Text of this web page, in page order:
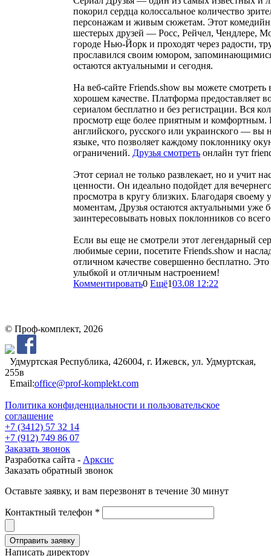
покорил сердца колоссальное количество
персонажам и живым сюжетам. Этот
шестерых друзей — Росс, Рейчел, Чендлере,
городе Нью-Йорк и проходят через радости,
прославился своим юмором,
остаются актуальными и сегодня.
На веб-сайте Friends.show вы можете
хорошем качестве. Платформа предоставляет
сериалом бесплатно и без регистрации. Вся
просмотр еще более приятным и
английского, русского или украинского — вы
языке, что позволяет каждому поклоннику
ограничений. Друзья смотреть онлайн тут
Этот сериал не только развлекает, но и учит
ценности. Он идеально подойдет для
просмотра в кругу близких. Благодаря
моментам, Друзья остаются актуальными уже
заинтересовывать новых поклонников со
Если вы еще не смотрели этот легендарный
любимые серии, посетите Friends.show и
отличном качестве совершенно бесплатно.
улыбкой и отличным настроением!
Комментировать0 Ещё103.08 12:22
© Проф-комплект, 2026
Удмуртская Республика, 426004, г. Ижевск, ул. Удмуртская,
255в
Email:office@prof-komplekt.com
Политика конфиденциальности и пользовательское
соглашение
+7 (3412) 57 32 14
+7 (912) 749 86 07
Заказать звонок
Разработка сайта - Арксис
Заказать обратный звонок
Оставьте заявку, и вам перезвонят в течение 30 минут
Контактный телефон *
Написать директору